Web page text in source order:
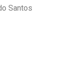
Santos